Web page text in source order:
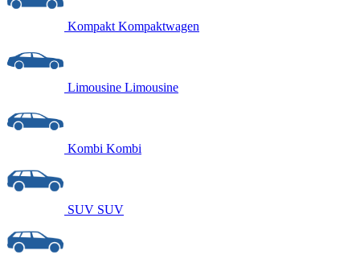
Kompakt Kompaktwagen
Limousine Limousine
Kombi Kombi
SUV SUV